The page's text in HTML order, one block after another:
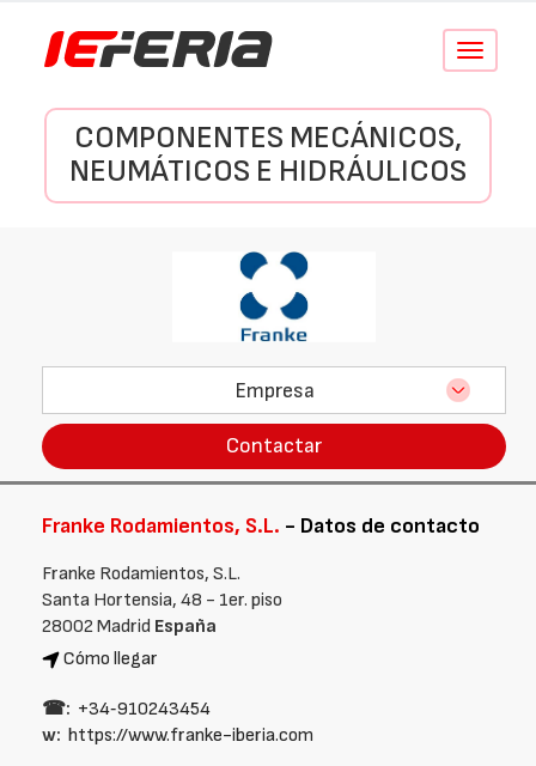
Conmutar
COMPONENTES MECÁNICOS,
NEUMÁTICOS E HIDRÁULICOS
Empresa
Contactar
Franke Rodamientos, S.L. - Datos de contacto
Franke Rodamientos, S.L.
Santa Hortensia, 48 - 1er. piso
28002 Madrid España
Cómo llegar
☎: +34‑910243454
w: https://www.franke-iberia.com